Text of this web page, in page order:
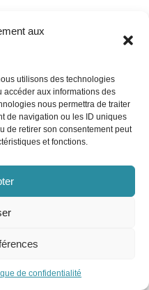
aux
utilisons des technologies
accéder aux informations des
nous permettra de traiter
de navigation ou les ID uniques
de retirer son consentement peut
et fonctions.
de confidentialité